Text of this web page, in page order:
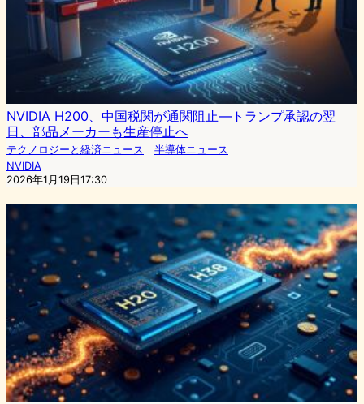
NVIDIA H200、中国税関が通関阻止—トランプ承認の翌
日、部品メーカーも生産停止へ
テクノロジーと経済ニュース ｜ 半導体ニュース
NVIDIA
2026年1月19日17:30